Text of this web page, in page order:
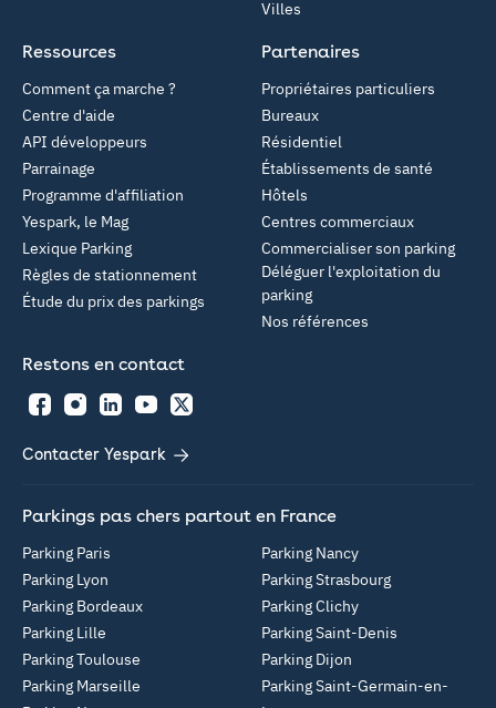
Villes
Partenaires
Propriétaires particuliers
Bureaux
Résidentiel
Établissements de santé
Hôtels
Centres commerciaux
Commercialiser son parking
Déléguer l'exploitation du
parking
Nos références
Ressources
Comment ça marche ?
Centre d'aide
API développeurs
Parrainage
Programme d'affiliation
Yespark, le Mag
Lexique Parking
Règles de stationnement
Étude du prix des parkings
Restons en contact
FacebookInstagramLinkedInYouTubeTwitter
Contacter Yespark
Parkings pas chers partout en France
Parking Paris
Parking Lyon
Parking Bordeaux
Parking Lille
Parking Toulouse
Parking Marseille
Parking Nancy
Parking Strasbourg
Parking Clichy
Parking Saint-Denis
Parking Dijon
Parking Saint-Germain-en-